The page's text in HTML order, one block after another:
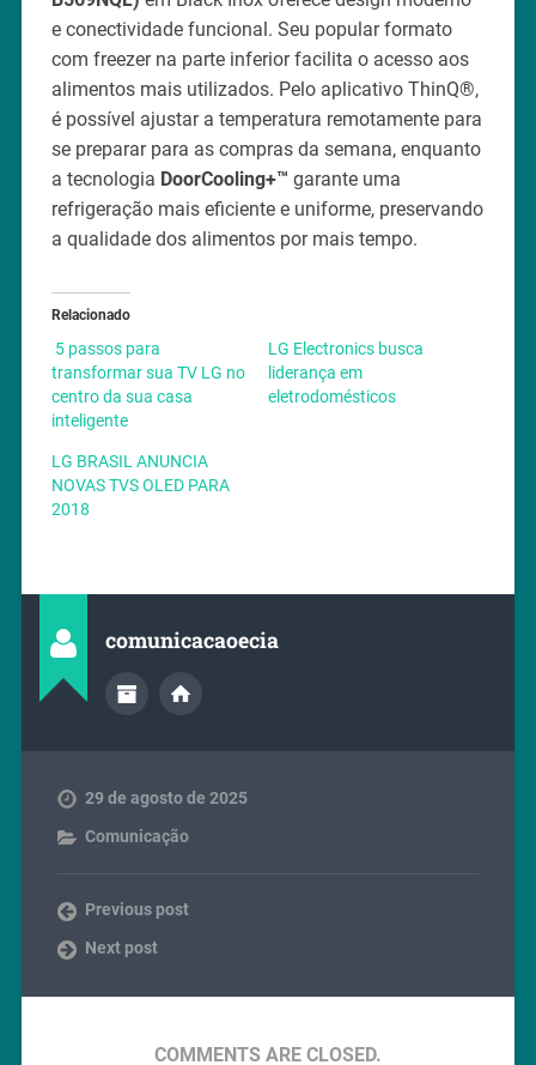
e conectividade funcional. Seu popular formato
com freezer na parte inferior facilita o acesso aos
alimentos mais utilizados. Pelo aplicativo ThinQ®,
é possível ajustar a temperatura remotamente para
se preparar para as compras da semana, enquanto
a tecnologia DoorCooling+™ garante uma
refrigeração mais eficiente e uniforme, preservando
a qualidade dos alimentos por mais tempo.
Relacionado
5 passos para
transformar sua TV LG no
centro da sua casa
inteligente
LG Electronics busca
liderança em
eletrodomésticos
LG BRASIL ANUNCIA
NOVAS TVS OLED PARA
2018
comunicacaoecia
29 de agosto de 2025
Comunicação
Previous post
Next post
COMMENTS ARE CLOSED.